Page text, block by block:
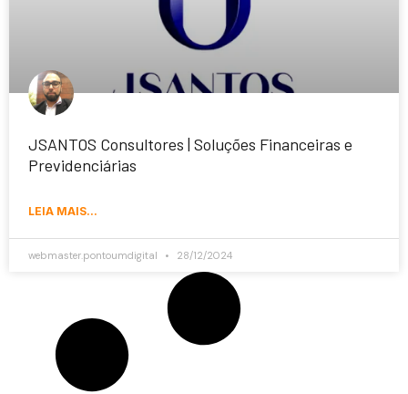
JSANTOS Consultores | Soluções Financeiras e
Previdenciárias
LEIA MAIS...
webmaster.pontoumdigital 28/12/2024